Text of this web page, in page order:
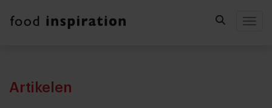
Artikelen